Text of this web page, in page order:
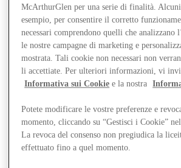
Altro
McArthurGlen per una serie di finalità. Alcuni
esempio, per consentire il corretto
necessari comprendono quelli che
le nostre campagne di marketing e
mostrata. Tali cookie non necessari non
li accettiate. Per ulteriori informazioni, vi
Informativa sui Cookie e la nostra
Potete modificare le vostre preferenze e
momento, cliccando su “Gestisci i Cookie”
La revoca del consenso non pregiudica la
effettuato fino a quel momento.